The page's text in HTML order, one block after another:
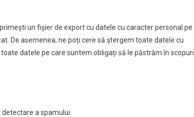
un fișier de export cu datele cu caracter personal pe
De asemenea, ne poți cere să ștergem toate datele cu
datele pe care suntem obligați să le păstrăm în scopuri
a spamului.